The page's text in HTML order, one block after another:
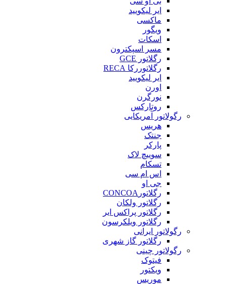
ایر لیکویید
ماکسی
ویگور
اسکات
مسر اسپکترون
رگلاتور GCE
رگلاتوررکا RECA
ایر لیکویید
اورن
نورگرن
روتارکس
رگولاتور آمریکایی
هریس
جنتک
پارکر
سوییچ لاک
تسکام
اس ام سی
جی او
رگلاتورCONCOA
رگلاتور ولکان
رگلاتور پراکس ایر
رگلاتور ویلکرسون
رگولاتور ایرانی
رگلاتور گاز شهری
رگولاتور چینی
فیتوک
ویکتور
موریس